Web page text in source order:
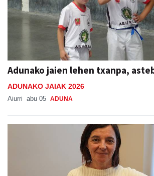
Adunako jaien lehen txanpa,
ADUNAKO JAIAK 2026
Aiurri abu 05 ADUNA